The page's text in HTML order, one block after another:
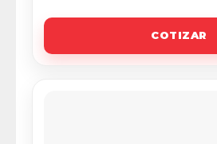
COTIZAR